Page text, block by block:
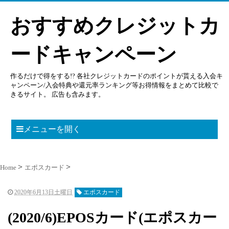
おすすめクレジットカ
ードキャンペーン
作るだけで得をする!? 各社クレジットカードのポイントが貰える入会キ
ャンペーン/入会特典や還元率ランキング等お得情報をまとめて比較で
きるサイト。 広告も含みます。
メニューを開く
Home エポスカード
2020年6月13日土曜日 エポスカード
(2020/6)EPOSカード(エポスカー